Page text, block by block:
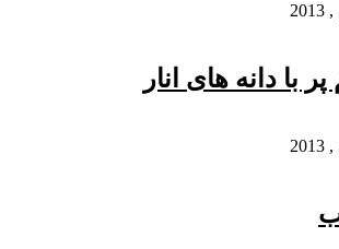
با دانه های انار